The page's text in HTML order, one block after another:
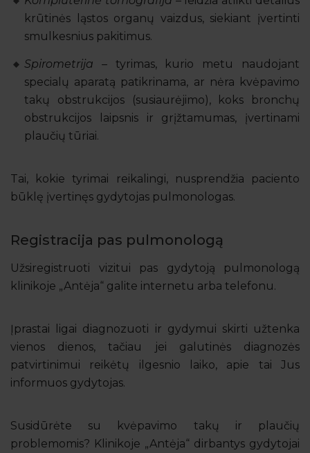
krūtinės ląstos organų vaizdus, siekiant įvertinti
smulkesnius pakitimus.
Spirometrija – tyrimas, kurio metu naudojant
specialų aparatą patikrinama, ar nėra kvėpavimo
takų obstrukcijos (susiaurėjimo), koks bronchų
obstrukcijos laipsnis ir grįžtamumas, įvertinami
plaučių tūriai.
Tai, kokie tyrimai reikalingi, nusprendžia paciento
būklę įvertinęs gydytojas pulmonologas.
Registracija pas pulmonologą
Užsiregistruoti vizitui pas gydytoją pulmonologą
klinikoje „Antėja“ galite internetu arba telefonu.
Įprastai ligai diagnozuoti ir gydymui skirti užtenka
vienos dienos, tačiau jei galutinės diagnozės
patvirtinimui reikėtų ilgesnio laiko, apie tai Jus
informuos gydytojas.
Susidūrėte su kvėpavimo takų ir plaučių
problemomis? Klinikoje „Antėja“ dirbantys gydytojai